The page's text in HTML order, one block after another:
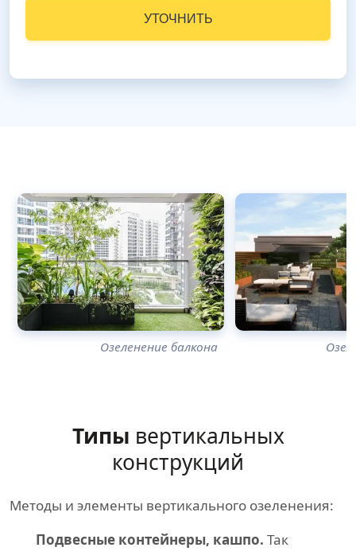
УТОЧНИТЬ
Озеленение балкона
Типы вертикальных
конструкций
Методы и элементы вертикального озеленения:
Подвесные контейнеры, кашпо. Так